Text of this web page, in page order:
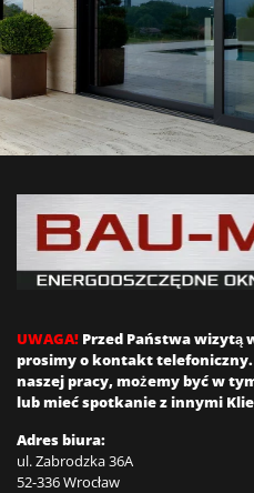
UWAGA! Przed Państwa wizytą
prosimy o kontakt
naszej pracy, możemy być w
lub mieć spotkanie z innymi
Adres biura:
ul. Zabrodzka 36A
52-336 Wrocław